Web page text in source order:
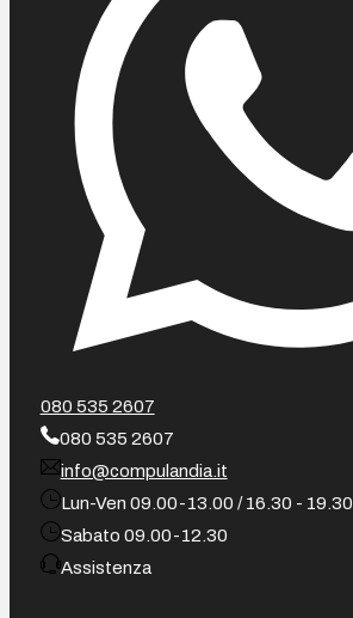
080 535 2607
080 535 2607
info@compulandia.it
Lun-Ven 09.00-13.00 / 16.30 - 19.30
Sabato 09.00-12.30
Assistenza